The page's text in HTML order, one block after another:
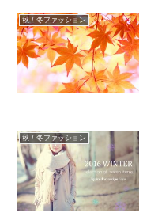
秋 / 冬ファッション
秋 / 冬ファッション